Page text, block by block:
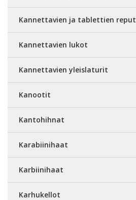
Kannettavien ja tablettien reput
Kannettavien lukot
Kannettavien yleislaturit
Kanootit
Kantohihnat
Karabiinihaat
Karbiinihaat
Karhukellot